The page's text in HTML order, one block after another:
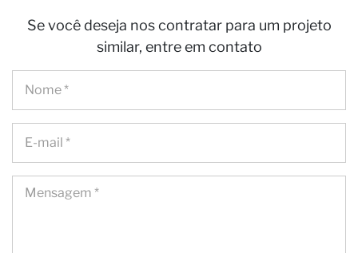
Se você deseja nos contratar para um projeto
similar, entre em contato